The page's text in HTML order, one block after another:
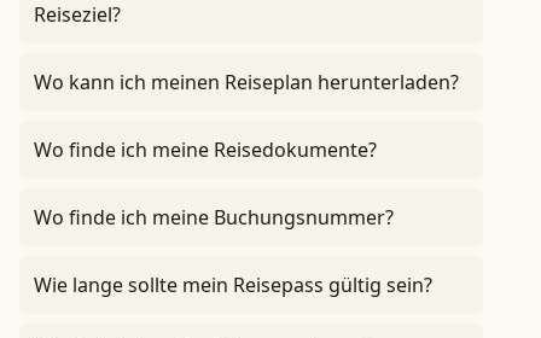
Reiseziel?
Wo kann ich meinen Reiseplan herunterladen?
Wo finde ich meine Reisedokumente?
Wo finde ich meine Buchungsnummer?
Wie lange sollte mein Reisepass gültig sein?